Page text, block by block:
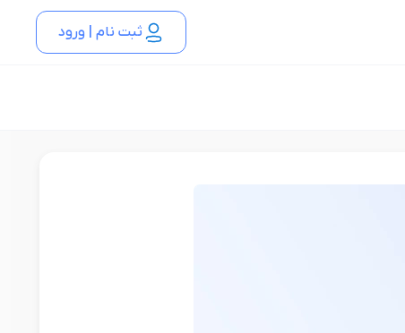
ثبت نام | ورود